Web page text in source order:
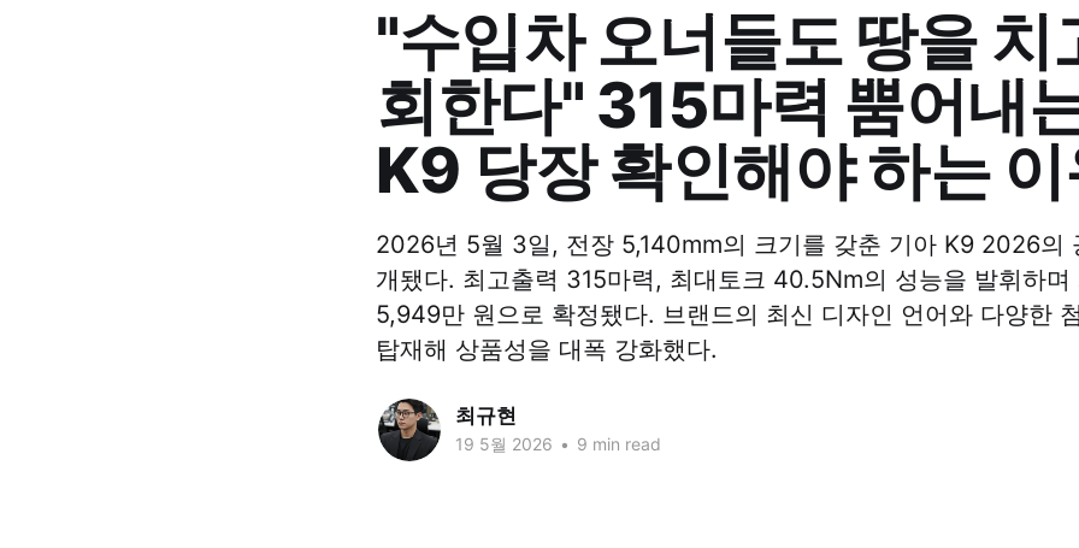
"수입차 오너들도 땅을 치
회한다" 315마력 뿜어내
K9 당장 확인해야 하는
2026년 5월 3일, 전장 5,140mm의 크기를 갖춘 기아 K9 2026의
개됐다. 최고출력 315마력, 최대토크 40.5Nm의 성능을 발휘하며
5,949만 원으로 확정됐다. 브랜드의 최신 디자인 언어와 다양한
탑재해 상품성을 대폭 강화했다.
최규현
19 5월 2026 • 9 min read